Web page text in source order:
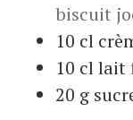
biscuit
10 cl
10 cllait
20 g